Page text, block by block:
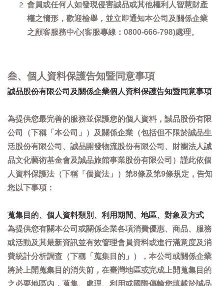
會員或任何人如發現侵害誠品或其他權利人智慧財產
權之情形，歡迎檢舉，並立即通知本公司及關係企業
之顧客服務中心(客服專線：0800-666-798)處理。
叁、個人資料保護告知暨同意事項
誠品股份有限公司及關係企業個人資料保護告知暨同意事項
為提供您最完善的服務並保護您的個人資料，誠品股份有限
公司（下稱「本公司」）及關係企業（包括但不限於誠品生
活股份有限公司、誠品開發物流股份有限公司、財團法人誠
品文化藝術基金會及誠品旅館事業股份有限公司）謹此依個
人資料保護法（下稱「個資法」）第8條及第9條規定，告知
您以下事項：
蒐集目的、個人資料類別、利用期間、地區、對象及方式
為提供您有關本公司或關係企業各項消費優惠、商品、服務
或活動及其最新資訊並有效管理會員資料或進行滿意度及消
費統計分析調查（下稱「蒐集目的」），本公司或關係企業
將於上開蒐集目的消失前，在臺灣地區或完成上開蒐集目的
之必要地區內，蒐集、處理、利用或國際傳輸您填載於誠品